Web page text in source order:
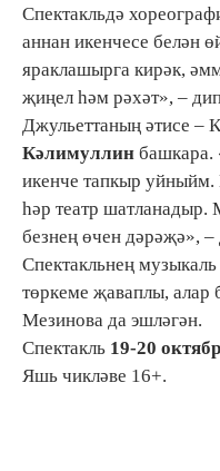
Спектакльдә
аннан икенчесе белән
яраклашырга кирәк,
җиңел һәм рәхәт», –
Джульеттаның әтисе –
Кәлимуллин башкара.
икенче тапкыр уйныйм.
һәр театр шатланадыр.
безнең өчен дәрәҗә», –
Спектакльнең
төркеме җаваплы, алар
Мезинова да эшләгән.
Спектакль 19-20
Яшь чикләве 16+.